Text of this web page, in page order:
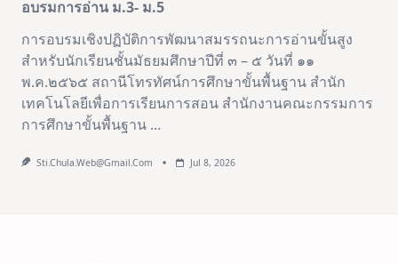
อบรมการอ่าน ม.3- ม.5
การอบรมเชิงปฏิบัติการพัฒนาสมรรถนะการอ่านขั้นสูง
สำหรับนักเรียนชั้นมัธยมศึกษาปีที่ ๓ – ๕ วันที่ ๑๑
พ.ค.๒๕๖๕ สถานีโทรทัศน์การศึกษาขั้นพื้นฐาน สำนัก
เทคโนโลยีเพื่อการเรียนการสอน สำนักงานคณะกรรมการ
การศึกษาขั้นพื้นฐาน ...
Sti.chula.web@gmail.com Jul 8, 2026